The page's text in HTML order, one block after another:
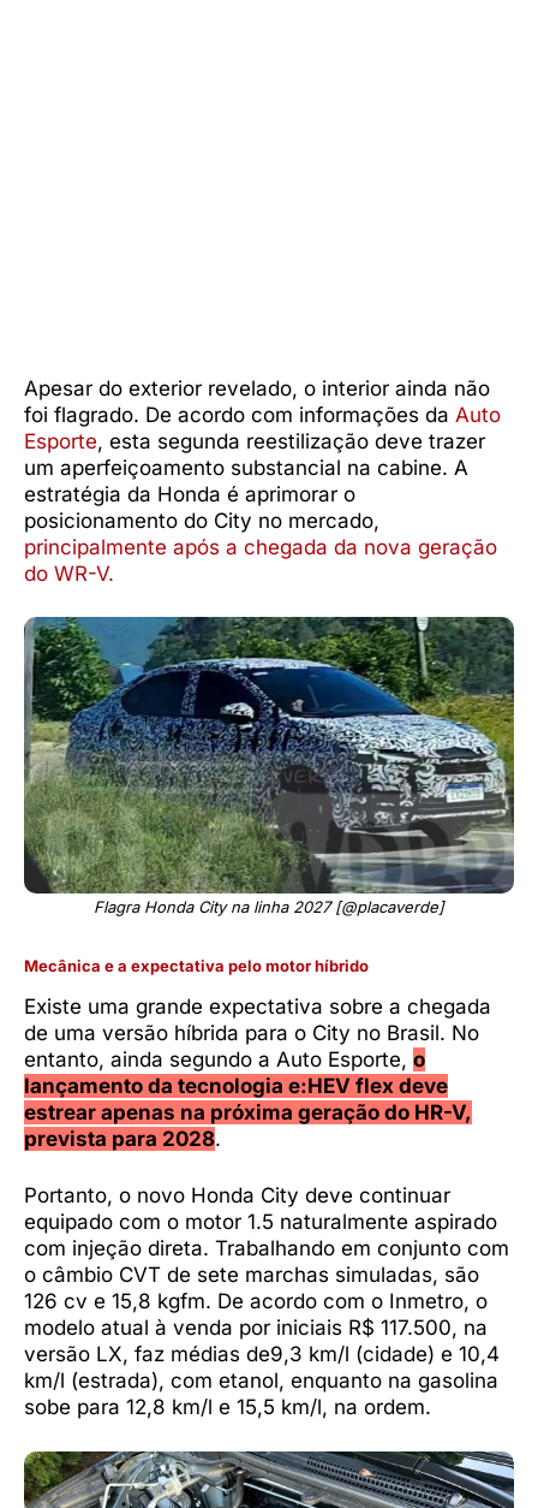
Apesar do exterior revelado, o interior ainda não
foi flagrado. De acordo com informações da Auto
Esporte, esta segunda reestilização deve trazer
um aperfeiçoamento substancial na cabine. A
estratégia da Honda é aprimorar o
posicionamento do City no mercado,
principalmente após a chegada da nova geração
do WR-V.
Flagra Honda City na linha 2027 [@placaverde]
Mecânica e a expectativa pelo motor híbrido
Existe uma grande expectativa sobre a chegada
de uma versão híbrida para o City no Brasil. No
entanto, ainda segundo a Auto Esporte, o
lançamento da tecnologia e:HEV flex deve
estrear apenas na próxima geração do HR-V,
prevista para 2028.
Portanto, o novo Honda City deve continuar
equipado com o motor 1.5 naturalmente aspirado
com injeção direta. Trabalhando em conjunto com
o câmbio CVT de sete marchas simuladas, são
126 cv e 15,8 kgfm. De acordo com o Inmetro, o
modelo atual à venda por iniciais R$ 117.500, na
versão LX, faz médias de9,3 km/l (cidade) e 10,4
km/l (estrada), com etanol, enquanto na gasolina
sobe para 12,8 km/l e 15,5 km/l, na ordem.